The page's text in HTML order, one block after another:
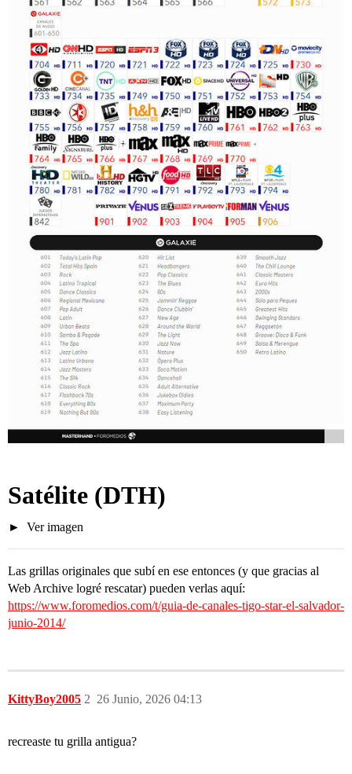
Satélite (DTH)
Ver imagen
Las grillas originales que subí en ese entonces (y que gracias al
Web Archive logré rescatar) pueden verlas aquí:
https://www.foromedios.com/t/guia-de-canales-tigo-star-el-salvador-
junio-2014/
KittyBoy2005 26 Junio, 2026 04:13
2
recreaste tu grilla antigua?